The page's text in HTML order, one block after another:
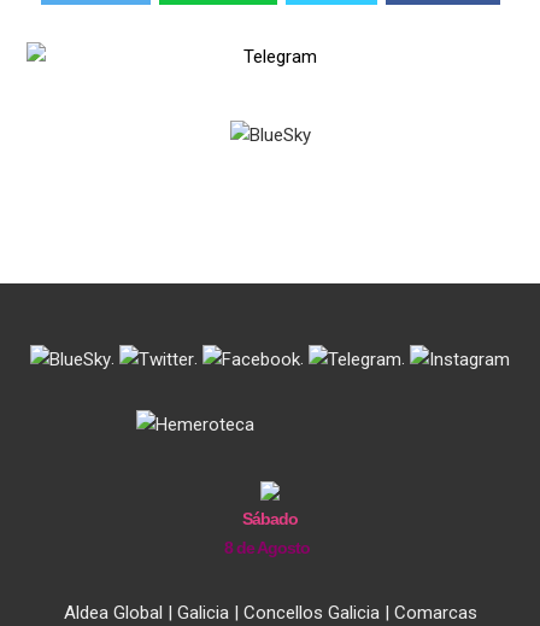
. . . .
Sábado
8 de Agosto
Aldea Global | Galicia| Concellos Galicia| Comarcas